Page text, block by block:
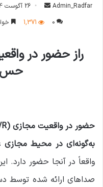
Admin_Radfar
ر
ل
26 آگوست 2024
0
1,371
راز حضور در
حس
به‌گونه‌ای در محیط مجازی
واقعاً در آنجا حضور دارد.